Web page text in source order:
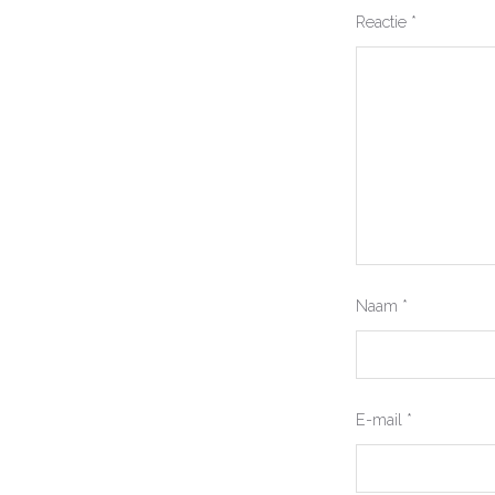
Reactie *
Naam *
E-mail *